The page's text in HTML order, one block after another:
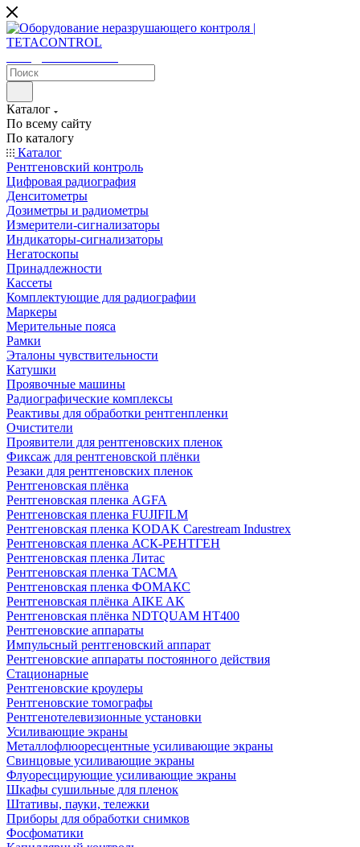
Каталог
По всему сайту
По каталогу
Каталог
Рентгеновский контроль
Цифровая радиография
Денситометры
Дозиметры и радиометры
Измерители-сигнализаторы
Индикаторы-сигнализаторы
Негатоскопы
Принадлежности
Кассеты
Комплектующие для радиографии
Маркеры
Мерительные пояса
Рамки
Эталоны чувствительности
Катушки
Проявочные машины
Радиографические комплексы
Реактивы для обработки рентгенпленки
Очистители
Проявители для рентгеновских пленок
Фиксаж для рентгеновской плёнки
Резаки для рентгеновских пленок
Рентгеновская плёнка
Рентгеновская пленка AGFA
Рентгеновская пленка FUJIFILM
Рентгеновская пленка KODAK Carestream Industrex
Рентгеновская пленка АСК-РЕНТГЕН
Рентгеновская пленка Литас
Рентгеновская пленка ТАСМА
Рентгеновская пленка ФОМАКС
Рентгеновская плёнка AIKE AK
Рентгеновская плёнка NDTQUAM HT400
Рентгеновские аппараты
Импульсный рентгеновский аппарат
Рентгеновские аппараты постоянного действия
Стационарные
Рентгеновские кроулеры
Рентгеновские томографы
Рентгенотелевизионные установки
Усиливающие экраны
Металлофлюоресцентные усиливающие экраны
Свинцовые усиливающие экраны
Флуоресцирующие усиливающие экраны
Шкафы сушильные для пленок
Штативы, пауки, тележки
Приборы для обработки снимков
Фосфоматики